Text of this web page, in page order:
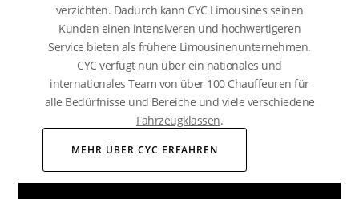
verzichten. Dadurch kann CYC Limousines seinen
Kunden einen intensiveren und hochwertigeren
Service bieten als frühere Limousinenunternehmen.
CYC verfügt nun über ein nationales und
internationales Team von über 100 Chauffeuren für
alle Bedürfnisse und Bereiche und viele verschiedene
Fahrzeugklassen.
MEHR ÜBER CYC ERFAHREN